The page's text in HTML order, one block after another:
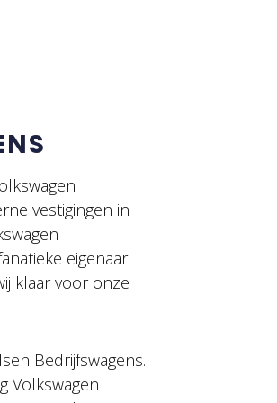
vestigingen in
eigenaar
klaar voor onze
Bedrijfswagens.
Volkswagen